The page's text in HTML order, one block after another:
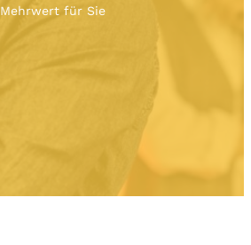
Mehrwert für Sie